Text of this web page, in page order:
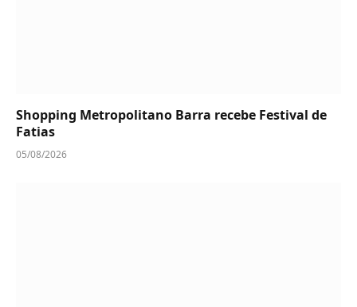
Shopping Metropolitano Barra recebe Festival de
Fatias
05/08/2026